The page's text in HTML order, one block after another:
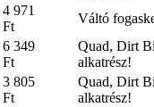
4 971
Ft
Váltó
6 349
Ft
Quad, Dirt
alkatrész!
3 805
Ft
Quad, Dirt
alkatrész!